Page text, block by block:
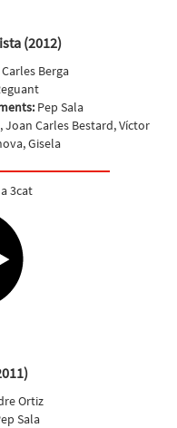
(2012)
Berga
Pep Sala
Joan Carles Bestard, Víctor
Gisela
3cat
Ortiz
Sala